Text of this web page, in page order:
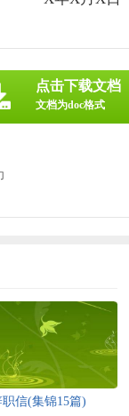
点击下载文档
文档为doc格式
信(集锦15篇)